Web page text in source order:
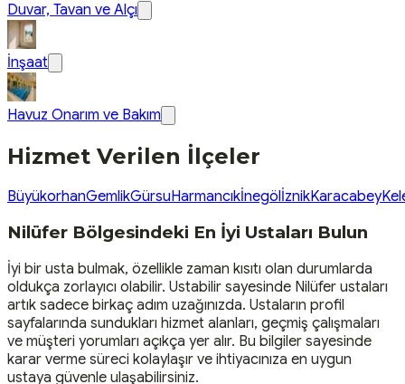
Duvar, Tavan ve Alçı
İnşaat
Havuz Onarım ve Bakım
Hizmet Verilen İlçeler
BüyükorhanGemlikGürsuHarmancıkİnegölİznikKaracabey
Nilüfer Bölgesindeki En İyi Ustaları Bulun
İyi bir usta bulmak, özellikle zaman kısıtı olan durumlarda
oldukça zorlayıcı olabilir. Ustabilir sayesinde Nilüfer ustaları
artık sadece birkaç adım uzağınızda. Ustaların profil
sayfalarında sundukları hizmet alanları, geçmiş çalışmaları
ve müşteri yorumları açıkça yer alır. Bu bilgiler sayesinde
karar verme süreci kolaylaşır ve ihtiyacınıza en uygun
ustaya güvenle ulaşabilirsiniz.